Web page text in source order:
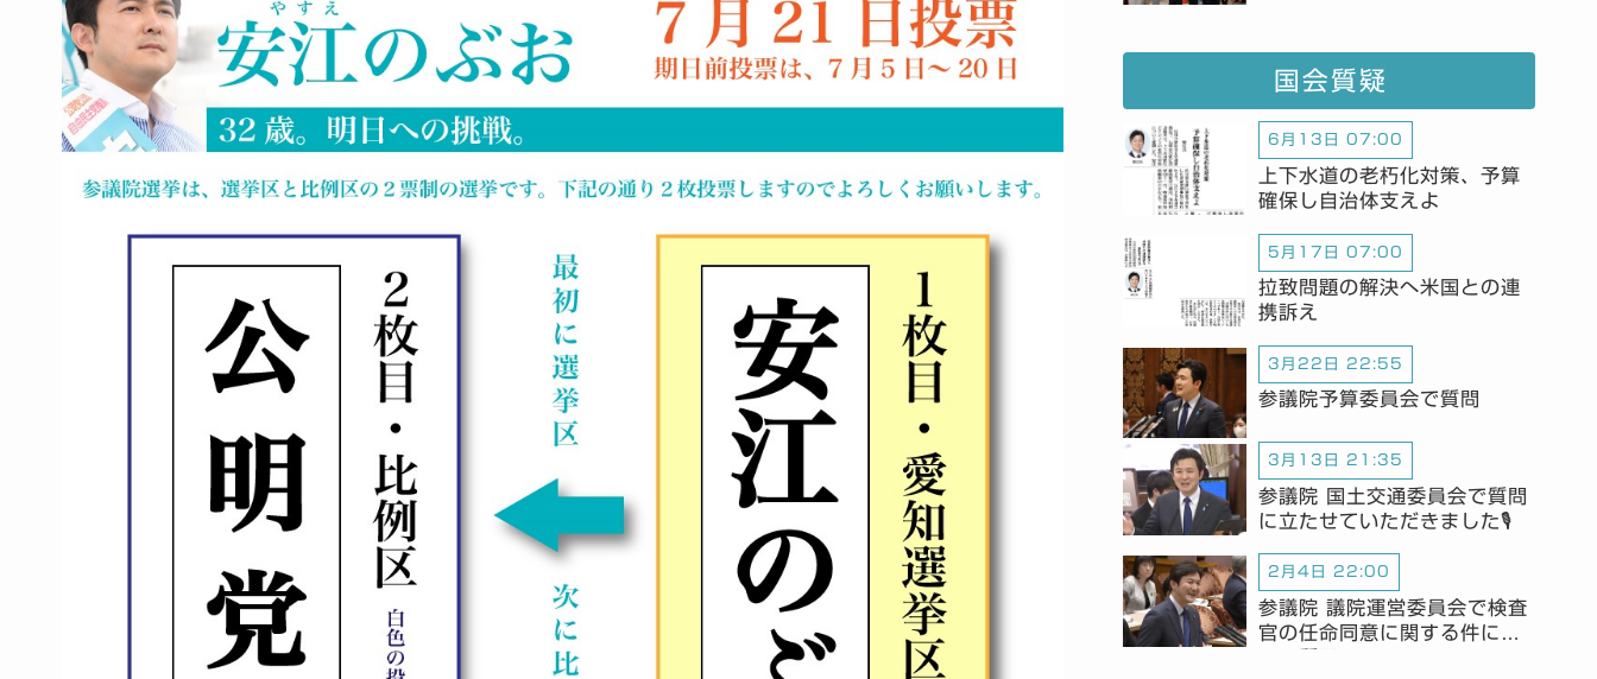
国会質疑
6月13日 07:00
上下水道の老朽化対策、予算
確保し自治体支えよ
5月17日 07:00
拉致問題の解決へ米国との連
携訴え
3月22日 22:55
参議院予算委員会で質問
3月13日 21:35
参議院 国土交通委員会で質問
に立たせていただきました🎙️
2月4日 22:00
参議院 議院運営委員会で検査
官の任命同意に関する件につ